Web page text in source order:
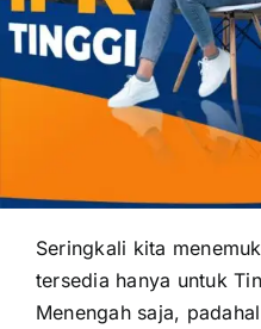
OUR
Seringkali kita
tersedia hanya untuk
Menengah saja,